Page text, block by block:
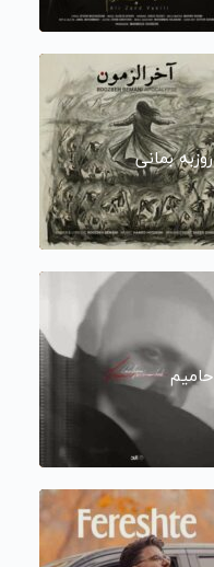
روزبه بمانی
حامیم